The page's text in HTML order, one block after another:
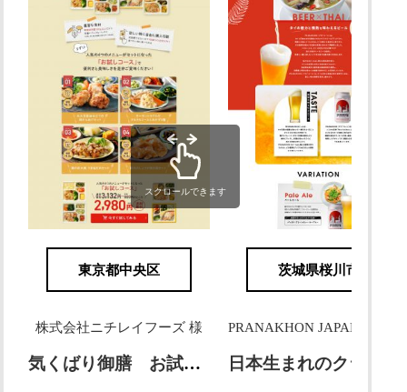
東京都中央区
株式会社ニチレイフーズ 様
気くばり御膳 お試し4食コース
茨城県桜川市
スクロールできます